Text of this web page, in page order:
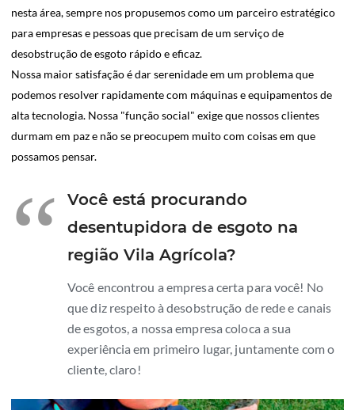
nesta área, sempre nos propusemos como um parceiro estratégico
para empresas e pessoas que precisam de um serviço de
desobstrução de esgoto rápido e eficaz.
Nossa maior satisfação é dar serenidade em um problema que
podemos resolver rapidamente com máquinas e equipamentos de
alta tecnologia. Nossa "função social" exige que nossos clientes
durmam em paz e não se preocupem muito com coisas em que
possamos pensar.
“
Você está procurando
desentupidora de esgoto na
região Vila Agrícola?
Você encontrou a empresa certa para você! No
que diz respeito à desobstrução de rede e canais
de esgotos, a nossa empresa coloca a sua
experiência em primeiro lugar, juntamente com o
cliente, claro!